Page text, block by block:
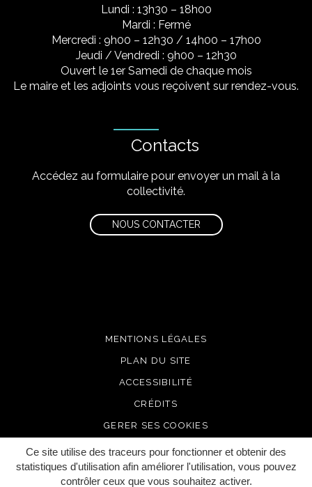
Ce site utilise des traceurs pour fonctionner et obtenir des
statistiques d'utilisation afin améliorer l'utilisation, vous pouvez
contrôler ceux que vous souhaitez activer.
Lundi : 13h30 – 18h00
Mardi : Fermé
Mercredi : 9h00 – 12h30 / 14h00 – 17h00
Jeudi / Vendredi : 9h00 – 12h30
Ouvert le 1er Samedi de chaque mois
Le maire et les adjoints vous reçoivent sur rendez-vous.
Contacts
Accédez au formulaire pour envoyer un mail à la
collectivité.
NOUS CONTACTER
MENTIONS LÉGALES
PLAN DU SITE
ACCESSIBILITÉ
CRÉDITS
GERER SES COOKIES